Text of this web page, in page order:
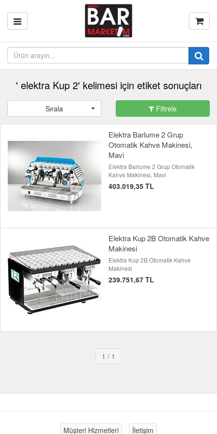
' elektra Kup 2' kelimesi için etiket sonuçları
Sırala Filtrele
Elektra Barlume 2 Grup
Otomatik Kahve Makinesi,
Mavi
Elektra Barlume 2 Grup Otomatik
Kahve Makinesi, Mavi
403.019,35 TL
Elektra Kup 2B Otomatik Kahve
Makinesi
Elektra Kup 2B Otomatik Kahve
Makinesi
239.751,67 TL
1 / 1
Müşteri Hizmetleri İletişim